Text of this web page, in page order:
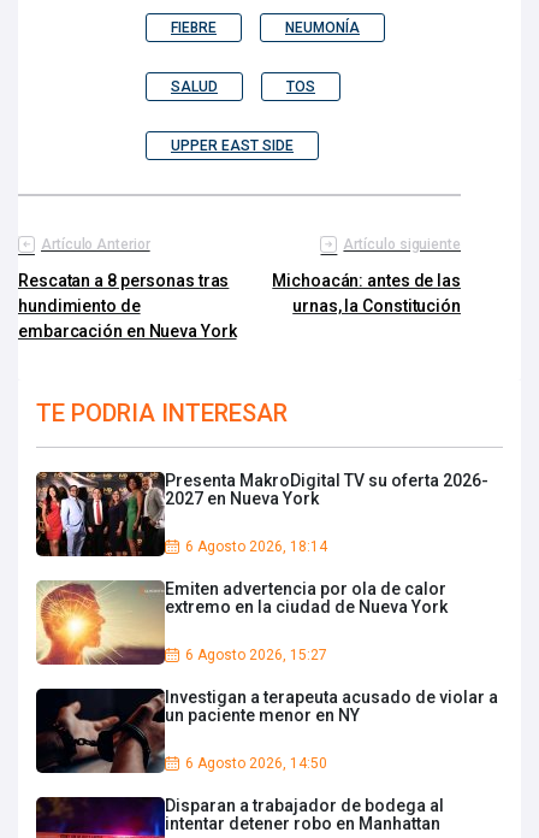
FIEBRE NEUMONÍA
SALUD TOS
UPPER EAST SIDE
Artículo Anterior
Rescatan a 8 personas tras
hundimiento de
embarcación en Nueva York
Artículo siguiente
Michoacán: antes de las
urnas, la Constitución
TE PODRIA INTERESAR
Presenta MakroDigital TV su oferta 2026-
2027 en Nueva York
6 Agosto 2026, 18:14
Emiten advertencia por ola de calor
extremo en la ciudad de Nueva York
6 Agosto 2026, 15:27
Investigan a terapeuta acusado de violar a
un paciente menor en NY
6 Agosto 2026, 14:50
Disparan a trabajador de bodega al
intentar detener robo en Manhattan